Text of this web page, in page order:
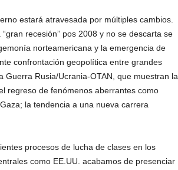
estará atravesada por múltiples cambios.
recesión” pos 2008 y no se descarta se
norteamericana y la emergencia de
confrontación geopolítica entre grandes
Guerra Rusia/Ucrania-OTAN, que muestran la
regreso de fenómenos aberrantes como
la tendencia a una nueva carrera
procesos de lucha de clases en los
como EE.UU. acabamos de presenciar